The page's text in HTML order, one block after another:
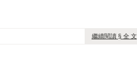
繼續閱讀 § 全 文